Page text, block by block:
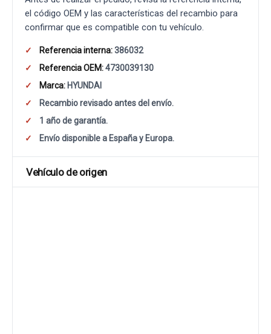
el código OEM y las características del recambio para
confirmar que es compatible con tu vehículo.
Referencia interna:386032
Referencia OEM:4730039130
Marca: HYUNDAI
Recambio revisado antes del envío.
1 año de garantía.
Envío disponible a España y Europa.
Vehículo de origen